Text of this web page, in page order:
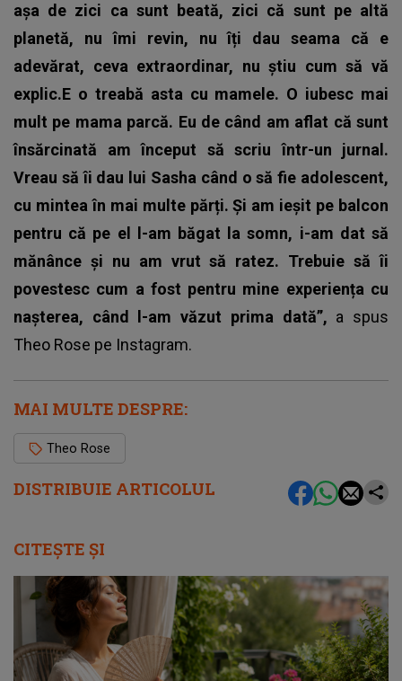
DISTRIBUIE ARTICOLUL
așa de zici ca sunt beată, zici că sunt pe altă
planetă, nu îmi revin, nu îți dau seama că e
adevărat, ceva extraordinar, nu știu cum să vă
explic.E o treabă asta cu mamele. O iubesc mai
mult pe mama parcă. Eu de când am aflat că sunt
însărcinată am început să scriu într-un jurnal.
Vreau să îi dau lui Sasha când o să fie adolescent,
cu mintea în mai multe părți. Și am ieșit pe balcon
pentru că pe el l-am băgat la somn, i-am dat să
mănânce și nu am vrut să ratez. Trebuie să îi
povestesc cum a fost pentru mine experiența cu
nașterea, când l-am văzut prima dată”, a spus
Theo Rose pe Instagram.
MAI MULTE DESPRE:
Theo Rose
CITEȘTE ȘI